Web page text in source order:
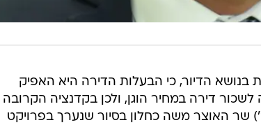
בנושא הדיור, כי הבעלות הדירה היא האפיק
דירה במחיר הוגן, ולכן בקדנציה הקרובה
שר האוצר משה כחלון בסיור שנערך בפרויקט